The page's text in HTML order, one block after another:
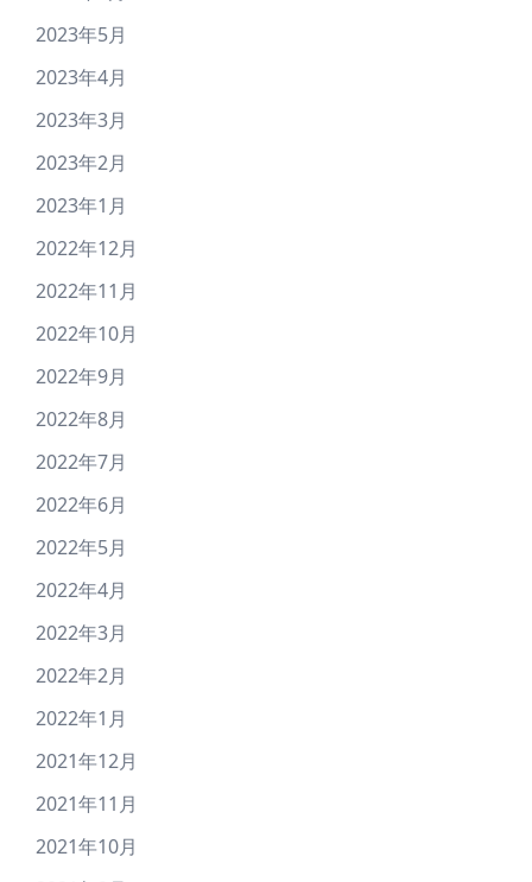
2023年5月
2023年4月
2023年3月
2023年2月
2023年1月
2022年12月
2022年11月
2022年10月
2022年9月
2022年8月
2022年7月
2022年6月
2022年5月
2022年4月
2022年3月
2022年2月
2022年1月
2021年12月
2021年11月
2021年10月